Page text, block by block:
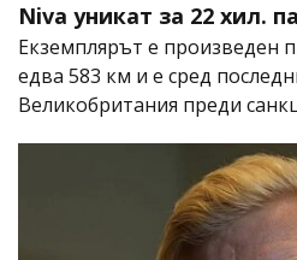
Niva уникат за 22 хил.
Екземплярът е произведен
едва 583 км и е сред
Великобритания преди